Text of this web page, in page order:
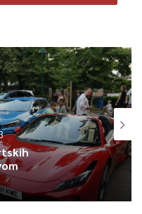
i jedna od
očuvanja sjećanja na
kuće u Nevesinju.
ambasade i agencije
muzejsko-galerijski
s univerzalnim
Bezbjednost